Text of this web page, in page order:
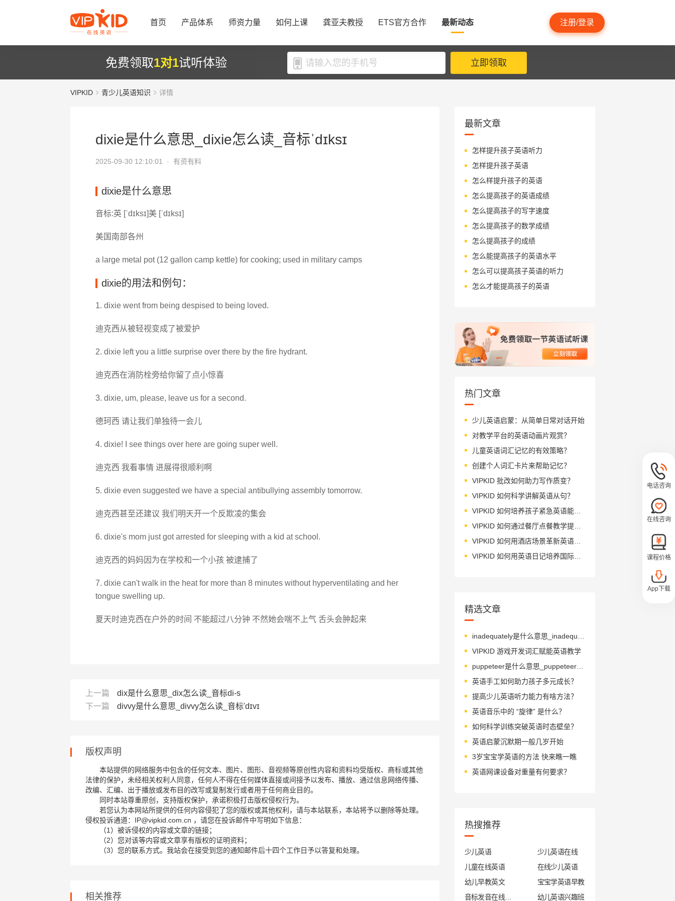
首页 产品体系 师资力量 如何上课 龚亚夫教授 ETS官方合作 最新动态 注册/登录
免费领取1对1试听体验 立即领取
VIPKID 青少儿英语知识 详情
dixie是什么意思_dixie怎么读_音标ˈdɪksɪ
2025-09-30 12:10:01 · 有资有料
dixie是什么意思
音标:英 [ˈdɪksɪ]美 [ˈdɪksɪ]
美国南部各州
a large metal pot (12 gallon camp kettle) for cooking; used in military camps
dixie的用法和例句：
1. dixie went from being despised to being loved.
迪克西从被轻视变成了被爱护
2. dixie left you a little surprise over there by the fire hydrant.
迪克西在消防栓旁给你留了点小惊喜
3. dixie, um, please, leave us for a second.
德珂西 请让我们单独待一会儿
4. dixie! I see things over here are going super well.
迪克西 我看事情 进展得很顺利啊
5. dixie even suggested we have a special antibullying assembly tomorrow.
迪克西甚至还建议 我们明天开一个反欺凌的集会
6. dixie's mom just got arrested for sleeping with a kid at school.
迪克西的妈妈因为在学校和一个小孩 被逮捕了
7. dixie can't walk in the heat for more than 8 minutes without hyperventilating and her
tongue swelling up.
夏天时迪克西在户外的时间 不能超过八分钟 不然她会喘不上气 舌头会肿起来
上一篇
dix是什么意思_dix怎么读_音标di-s
下一篇
divvy是什么意思_divvy怎么读_音标'dɪvɪ
版权声明
本站提供的网络服务中包含的任何文本、图片、图形、音视频等原创性内容和资料均受版权、商标或其他
法律的保护，未经相关权利人同意，任何人不得在任何媒体直接或间接予以发布、播放、通过信息网络传播、
改编、汇编、出于播放或发布目的改写或复制发行或者用于任何商业目的。
同时本站尊重原创，支持版权保护，承诺积极打击版权侵权行为。
若您认为本网站所提供的任何内容侵犯了您的版权或其他权利，请与本站联系，本站将予以删除等处理。
侵权投诉通道：IP@vipkid.com.cn ，请您在投诉邮件中写明如下信息：
（1）被诉侵权的内容或文章的链接；
（2）您对该等内容或文章享有版权的证明资料；
（3）您的联系方式。我站会在接受到您的通知邮件后十四个工作日予以答复和处理。
相关推荐
最新文章
怎样提升孩子英语听力
怎样提升孩子英语
怎么样提升孩子的英语
怎么提高孩子的英语成绩
怎么提高孩子的写字速度
怎么提高孩子的数学成绩
怎么提高孩子的成绩
怎么能提高孩子的英语水平
怎么可以提高孩子英语的听力
怎么才能提高孩子的英语
热门文章
少儿英语启蒙：从简单日常对话开始
对教学平台的英语动画片观赏？
儿童英语词汇记忆的有效策略？
创建个人词汇卡片来帮助记忆？
VIPKID 批改如何助力写作质变？
VIPKID 如何科学讲解英语从句？
VIPKID 如何培养孩子紧急英语能力？
VIPKID 如何通过餐厅点餐教学提升少儿英语应用能力？
VIPKID 如何用酒店场景革新英语教学？
VIPKID 如何用英语日记培养国际化人才？
精选文章
VIPKID 游戏开发词汇赋能英语教学
puppeteer是什么意思_puppeteer怎么读_音标.pʌpi'tiә
英语手工如何助力孩子多元成长？
提高少儿英语听力能力有啥方法？
英语音乐中的 “旋律” 是什么？
如何科学训练突破英语时态壁垒？
英语启蒙沉默期一般几岁开始
3岁宝宝学英语的方法 快来瞧一瞧
英语网课设备对重量有何要求？
热搜推荐
少儿英语
少儿英语在线
儿童在线英语
在线少儿英语
幼儿早教英文
宝宝学英语早教
幼儿英语兴趣班
电话咨询
在线咨询
课程价格
App下载